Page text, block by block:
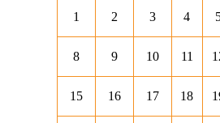
1 2 3 4
8 9 10 11
15 16 17 18